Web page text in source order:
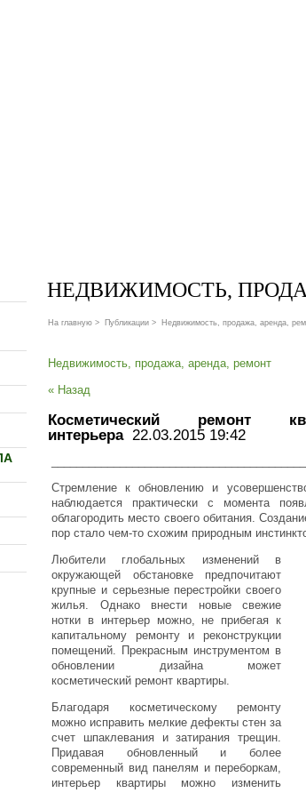
НЕДВИЖИМОСТЬ,
На главную > Публикации > Недвижимость, продажа, аренда,
Недвижимость, продажа, аренда, ремонт
« Назад
Косметический ремонт
интерьера22.03.2015 19:42
Стремление к обновлению и
наблюдается практически с момента
облагородить место своего обитания.
пор стало чем-то схожим природным
Любители глобальных изменений в
окружающей обстановке предпочитают
крупные и серьезные перестройки своего
жилья. Однако внести новые свежие
нотки в интерьер можно, не прибегая к
капитальному ремонту и реконструкции
помещений. Прекрасным инструментом в
обновлении дизайна может
косметический ремонт квартиры.
Благодаря косметическому ремонту
можно исправить мелкие дефекты стен за
счет шпаклевания и затирания трещин.
Придавая обновленный и более
современный вид панелям и переборкам,
интерьер квартиры можно изменить